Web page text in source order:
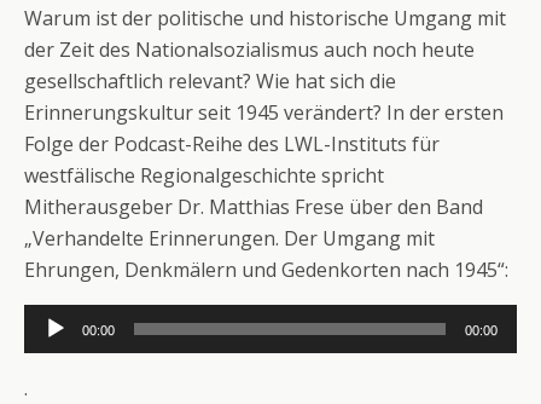
Warum ist der politische und historische Umgang mit
der Zeit des Nationalsozialismus auch noch heute
gesellschaftlich relevant? Wie hat sich die
Erinnerungskultur seit 1945 verändert? In der ersten
Folge der Podcast-Reihe des LWL-Instituts für
westfälische Regionalgeschichte spricht
Mitherausgeber Dr. Matthias Frese über den Band
„Verhandelte Erinnerungen. Der Umgang mit
Ehrungen, Denkmälern und Gedenkorten nach 1945“:
Audio-
Player
00:00 00:00
.